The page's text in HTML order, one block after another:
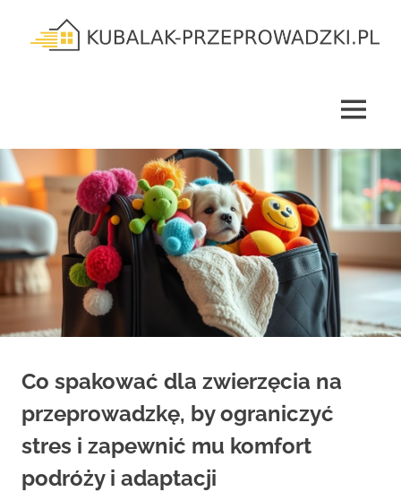
content
MENU
Co spakować dla zwierzęcia na
przeprowadzkę, by ograniczyć
stres i zapewnić mu komfort
podróży i adaptacji